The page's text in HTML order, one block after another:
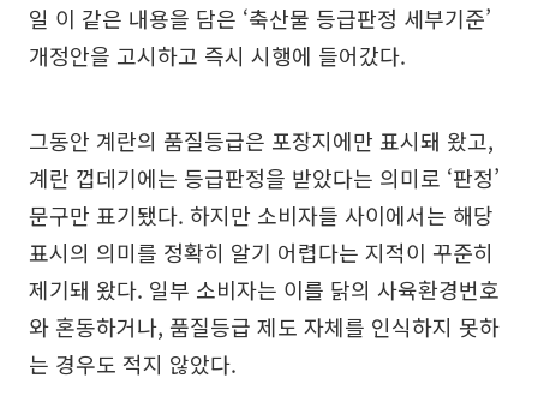
일 이 같은 내용을 담은 ‘축산물 등급판정 세부기준’
개정안을 고시하고 즉시 시행에 들어갔다.
그동안 계란의 품질등급은 포장지에만 표시돼 왔고,
계란 껍데기에는 등급판정을 받았다는 의미로 ‘판정’
문구만 표기됐다. 하지만 소비자들 사이에서는 해당
표시의 의미를 정확히 알기 어렵다는 지적이 꾸준히
제기돼 왔다. 일부 소비자는 이를 닭의 사육환경번호
와 혼동하거나, 품질등급 제도 자체를 인식하지 못하
는 경우도 적지 않았다.